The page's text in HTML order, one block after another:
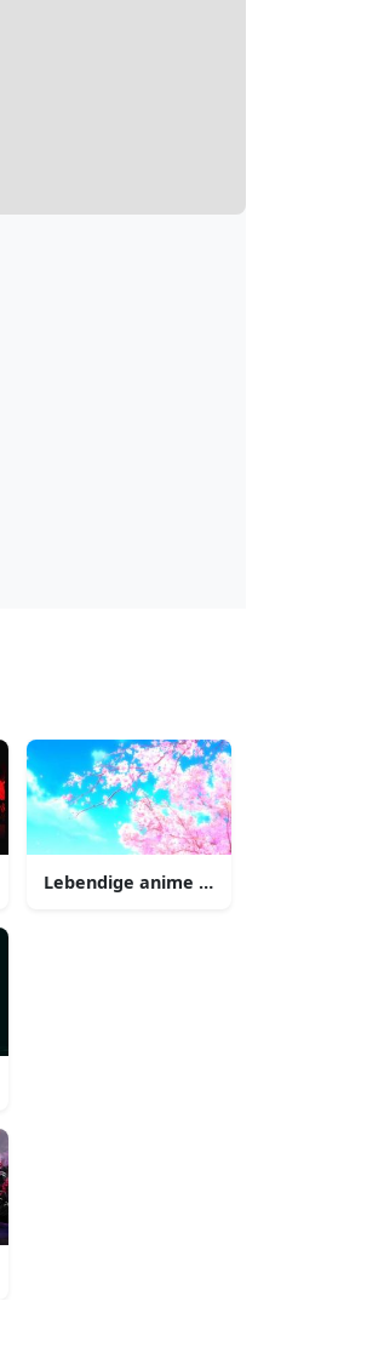
einen coolen anime hintergrund
die welt der anime entdeckst
Lebendige anime szene genieße den